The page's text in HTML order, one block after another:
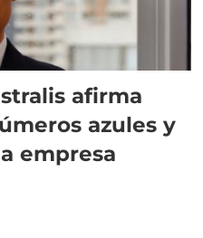
afirma
azules y
empresa